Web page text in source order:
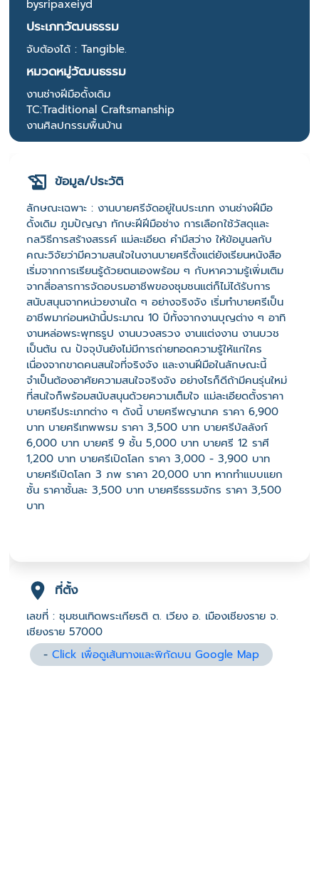
bysripaxeiyd
ประเภทวัฒนธรรม
จับต้องได้ : Tangible.
หมวดหมู่วัฒนธรรม
งานช่างฝีมือดั้งเดิม
TC:Traditional Craftsmanship
งานศิลปกรรมพื้นบ้าน
ข้อมูล/ประวัติ
ลักษณะเฉพาะ : งานบายศรีจัดอยู่ในประเภท งานช่างฝีมือ
ดั้งเดิม ภูมปัญญา ทักษะฝีฝีมือช่าง การเลือกใช้วัสดุและ
กลวิธีการสร้างสรรค์ แม่ละเอียด คำมีสว่าง ให้ข้อมูนลกับ
คณะวิจัยว่ามีความสนใจในงานบายศรีตั้งแต่ยังเรียนหนังสือ
เริ่มจากการเรียนรู้ด้วยตนเองพร้อม ๆ กับหาความรู้เพิ่มเติม
จากสื่อลารการจัดอบรมอาชีพของชุมชนแต่ก็ไม่ได้รับการ
สนับสนุนจากหน่วยงานใด ๆ อย่างจริงจัง เริ่มทำบายศรีเป็น
อาชีพมาก่อนหน้านี้ประมาณ 10 ปีทั้งจากงานบุญต่าง ๆ อาทิ
งานหล่อพระพุทธรูป งานบวงสรวง งานแต่งงาน งานบวช
เป็นต้น ณ ปัจจุบันยังไม่มีการถ่ายทอดความรู้ให้แก่ใคร
เนื่องจากขาดคนสนใจที่จริงจัง และงานฝีมือในลักษณะนี้
จำเป็นต้องอาศัยความสนใจจริงจัง อย่างไรก็ดีถ้ามีคนรุ่นใหม่
ที่สนใจก็พร้อมสนับสนุนด้วยความเต็มใจ แม่ละเอียดตั้งราคา
บายศรีประเภทต่าง ๆ ดังนี้ บายศรีพญานาค ราคา 6,900
บาท บายศรีเทพพรม ราคา 3,500 บาท บายศรีบัลลังก์
6,000 บาท บายศรี 9 ชั้น 5,000 บาท บายศรี 12 ราศี
1,200 บาท บายศรีเปิดโลก ราคา 3,000 - 3,900 บาท
บายศรีเปิดโลก 3 ภพ ราคา 20,000 บาท หากทำแบบแยก
ชั้น ราคาชั้นละ 3,500 บาท บายศรีธรรมจักร ราคา 3,500
บาท
ที่ตั้ง
เลขที่ : ชุมชนเทิดพระเกียรติ ต. เวียง อ. เมืองเชียงราย จ.
เชียงราย 57000
-Click เพื่อดูเส้นทางและพิกัดบน Google Map